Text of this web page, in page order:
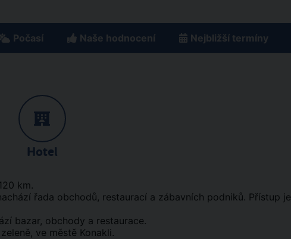
Počasí Naše hodnocení Nejbližší termíny
Hotel
km.
řada obchodů, restaurací a zábavních podniků. Přístup je
bazar, obchody a restaurace.
ve městě Konakli.